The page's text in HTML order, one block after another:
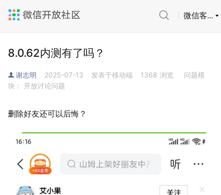
微信客...
8.0.62内测有了吗？
谢志明 2025-07-13 发表于移动端 1368 浏览
问题模
块： 开放讨论问题
删除好友还可以后悔？